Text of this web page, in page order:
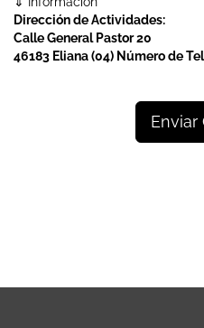
Dirección de Actividades:
Calle General Pastor 20
46183 Eliana (04) Número de
Enviar